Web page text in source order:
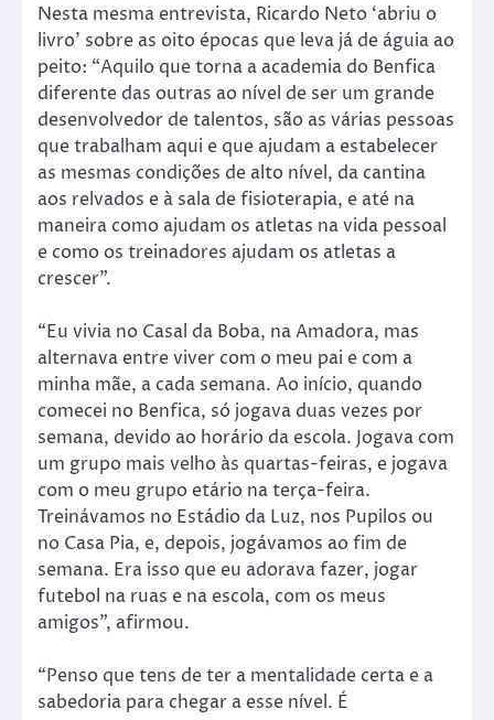
Nesta mesma entrevista, Ricardo Neto ‘abriu o
livro’ sobre as oito épocas que leva já de águia ao
peito: “Aquilo que torna a academia do Benfica
diferente das outras ao nível de ser um grande
desenvolvedor de talentos, são as várias pessoas
que trabalham aqui e que ajudam a estabelecer
as mesmas condições de alto nível, da cantina
aos relvados e à sala de fisioterapia, e até na
maneira como ajudam os atletas na vida pessoal
e como os treinadores ajudam os atletas a
crescer”.
“Eu vivia no Casal da Boba, na Amadora, mas
alternava entre viver com o meu pai e com a
minha mãe, a cada semana. Ao início, quando
comecei no Benfica, só jogava duas vezes por
semana, devido ao horário da escola. Jogava com
um grupo mais velho às quartas-feiras, e jogava
com o meu grupo etário na terça-feira.
Treinávamos no Estádio da Luz, nos Pupilos ou
no Casa Pia, e, depois, jogávamos ao fim de
semana. Era isso que eu adorava fazer, jogar
futebol na ruas e na escola, com os meus
amigos”, afirmou.
“Penso que tens de ter a mentalidade certa e a
sabedoria para chegar a esse nível. É